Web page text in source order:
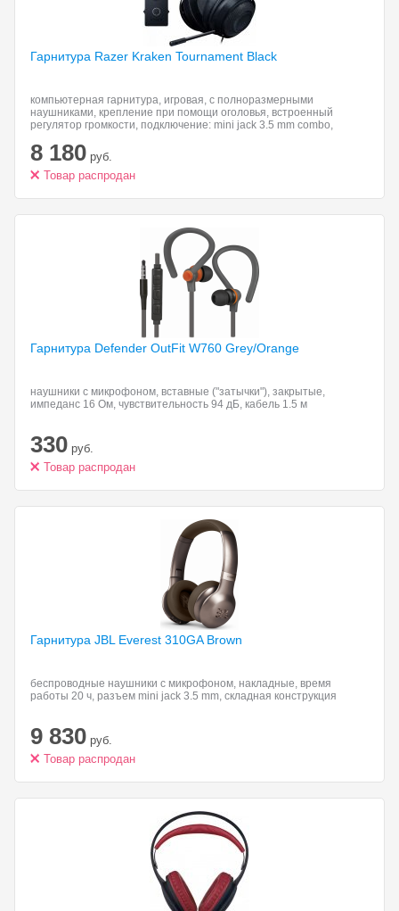
Гарнитура Razer Kraken Tournament Black
компьютерная гарнитура, игровая, с полноразмерными
наушниками, крепление при помощи оголовья, встроенный
регулятор громкости, подключение: mini jack 3.5 mm combo,
8 180 руб.
Товар распродан
Гарнитура Defender OutFit W760 Grey/Orange
наушники с микрофоном, вставные ("затычки"), закрытые,
импеданс 16 Ом, чувствительность 94 дБ, кабель 1.5 м
330 руб.
Товар распродан
Гарнитура JBL Everest 310GA Brown
беспроводные наушники с микрофоном, накладные, время
работы 20 ч, разъем mini jack 3.5 mm, складная конструкция
9 830 руб.
Товар распродан